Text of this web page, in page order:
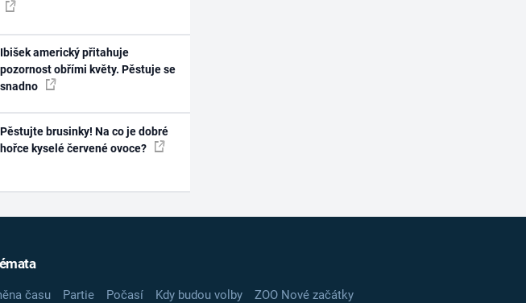
Ibišek americký přitahuje
pozornost obřími květy. Pěstuje se
snadno
Pěstujte brusinky! Na co je dobré
hořce kyselé červené ovoce?
času Partie Počasí Kdy budou volby
ZOO Nové začátky